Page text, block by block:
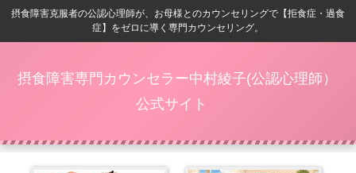
摂食障害克服者の公認心理師が、お母様とのカウンセリングで【拒食症・過食
症】をゼロに導く専門カウンセリング。
摂食障害専門カウンセラー中村綾子(公認心理師）
公式サイト